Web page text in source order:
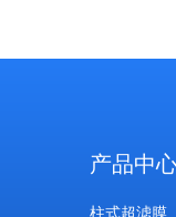
产品中
柱式超滤膜